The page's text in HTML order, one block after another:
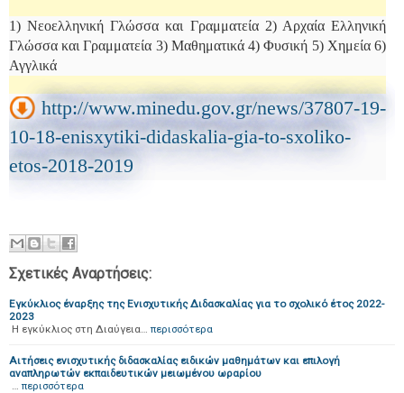
1) Νεοελληνική Γλώσσα και Γραμματεία 2) Αρχαία Ελληνική
Γλώσσα και Γραμματεία 3) Μαθηματικά4) Φυσική 5) Χημεία6)
Αγγλικά
http://www.minedu.gov.gr/news/37807-19-
10-18-enisxytiki-didaskalia-gia-to-sxoliko-
etos-2018-2019
Σχετικές Αναρτήσεις:
Εγκύκλιος έναρξης της Ενισχυτικής Διδασκαλίας για το σχολικό έτος 2022-
2023
Η εγκύκλιος στη Διαύγεια… περισσότερα
Αιτήσεις ενισχυτικής διδασκαλίας ειδικών μαθημάτων και επιλογή
αναπληρωτών εκπαιδευτικών μειωμένου ωραρίου
… περισσότερα